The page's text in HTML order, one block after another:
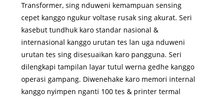
Transformer, sing nduweni kemampuan sensing
cepet kanggo ngukur voltase rusak sing akurat. Seri
kasebut tundhuk karo standar nasional &
internasional kanggo urutan tes lan uga nduweni
urutan tes sing disesuaikan karo pangguna. Seri
dilengkapi tampilan layar tutul werna gedhe kanggo
operasi gampang. Diwenehake karo memori internal
kanggo nyimpen nganti 100 tes & printer termal